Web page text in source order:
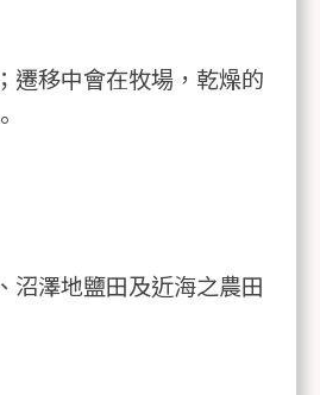
遷移中會在牧場，乾燥的
沼澤地鹽田及近海之農田